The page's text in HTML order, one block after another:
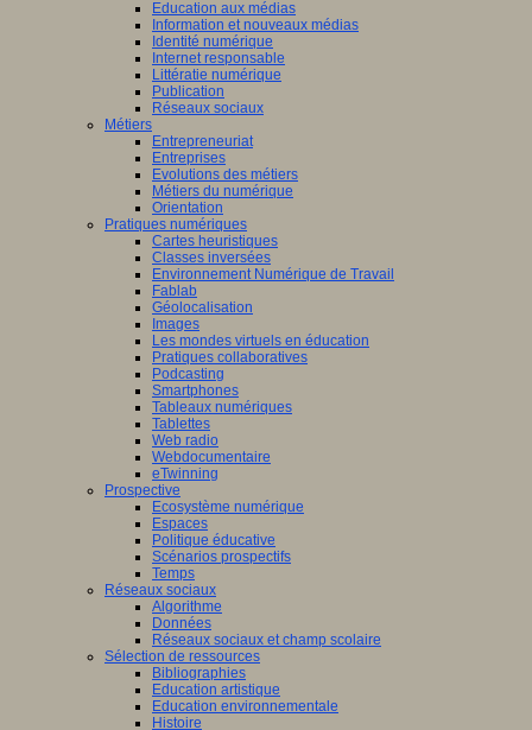
Education aux médias
Information et nouveaux médias
Identité numérique
Internet responsable
Littératie numérique
Publication
Réseaux sociaux
Métiers
Entrepreneuriat
Entreprises
Evolutions des métiers
Métiers du numérique
Orientation
Pratiques numériques
Cartes heuristiques
Classes inversées
Environnement Numérique de Travail
Fablab
Géolocalisation
Images
Les mondes virtuels en éducation
Pratiques collaboratives
Podcasting
Smartphones
Tableaux numériques
Tablettes
Web radio
Webdocumentaire
eTwinning
Prospective
Ecosystème numérique
Espaces
Politique éducative
Scénarios prospectifs
Temps
Réseaux sociaux
Algorithme
Données
Réseaux sociaux et champ scolaire
Sélection de ressources
Bibliographies
Education artistique
Education environnementale
Histoire